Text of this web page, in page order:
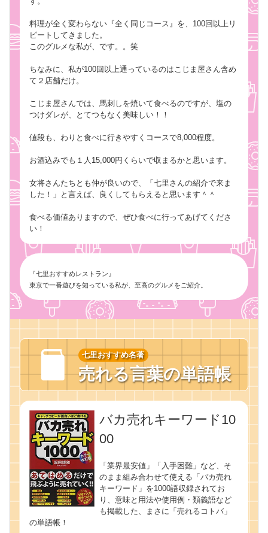
料理が全く変わらない『全く同じコース』を、100回以上リ
ピートしてきました。
このグルメな私が、です。。笑
ちなみに、私が100回以上通っているのはこじま屋さん含め
て２店舗だけ。
こじま屋さんでは、馬刺しを焼いて食べるのですが、塩の
つけダレが、とてつもなく美味しい！！
値段も、わりと食べに行きやすくコースで8,000程度。
お酒込みでも１人15,000円くらいで収まるかと思います。
女将さんたちとも仲が良いので、「七里さんの紹介で来ま
した！」と言えば、良くしてもらえると思います＾＾
食べる価値ありますので、ぜひ食べに行ってあげてくださ
い！
『七里おすすめレストラン』
東京で一番遊びを知っている私が、至高のグルメをご紹介。
七里おすすめ名著
売れる言葉の単語帳
バカ売れキーワード10
00
「業界最安値」「入手困難」など、そ
のまま組み合わせて使える「バカ売れ
キーワード」を1000語収録されてお
り、意味と用法や使用例・類義語など
も掲載した、まさに「売れるコトバ」
の単語帳！